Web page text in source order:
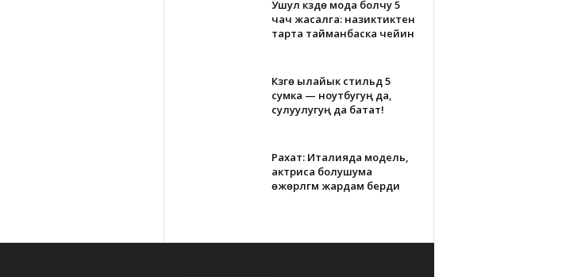
Ушул күздө мода болчу 5
чач жасалга: назиктиктен
тарта тайманбаска чейин
Күзгө ылайык стильдүү 5
сумка — ноутбугуң да,
сулуулугуң да батат!
Рахат: Италияда модель,
актриса болушума
өжөрлүгүм жардам берди